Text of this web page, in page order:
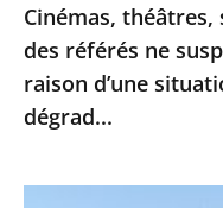
pas
leur
fermeture
en
d’une
Cinémas, théâtres,
des référés ne
raison d’une
dégrad...